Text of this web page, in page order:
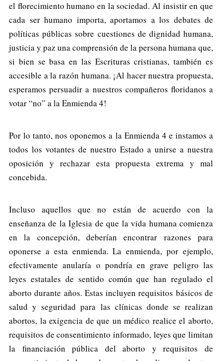
el florecimiento humano en la sociedad. Al insistir en que
cada ser humano importa, aportamos a los debates de
políticas públicas sobre cuestiones de dignidad humana,
justicia y paz una comprensión de la persona humana que,
si bien se basa en las Escrituras cristianas, también es
accesible a la razón humana. ¡Al hacer nuestra propuesta,
esperamos persuadir a nuestros compañeros floridanos a
votar “no” a la Enmienda 4!
Por lo tanto, nos oponemos a la Enmienda 4 e instamos a
todos los votantes de nuestro Estado a unirse a nuestra
oposición y rechazar esta propuesta extrema y mal
concebida.
Incluso aquellos que no están de acuerdo con la
enseñanza de la Iglesia de que la vida humana comienza
en la concepción, deberían encontrar razones para
oponerse a esta enmienda. La enmienda, por ejemplo,
efectivamente anularía o pondría en grave peligro las
leyes estatales de sentido común que han regulado el
aborto durante años. Estas incluyen requisitos básicos de
salud y seguridad para las clínicas donde se realizan
abortos, la exigencia de que un médico realice el aborto,
requisitos de consentimiento informado, leyes que limitan
la financiación pública del aborto y requisitos de